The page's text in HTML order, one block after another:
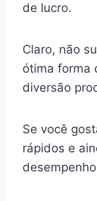
de lucro.
Claro, não
ótima forma
diversão
Se você
rápidos e